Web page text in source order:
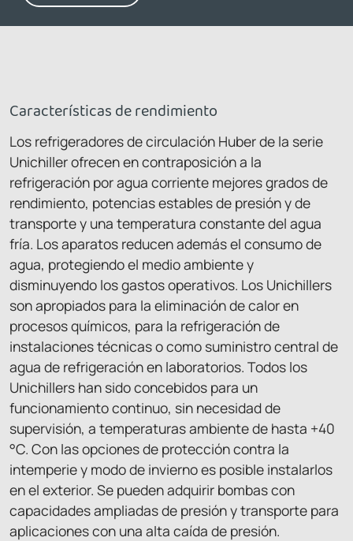
Características de rendimiento
Los refrigeradores de circulación Huber de la serie
Unichiller ofrecen en contraposición a la
refrigeración por agua corriente mejores grados de
rendimiento, potencias estables de presión y de
transporte y una temperatura constante del agua
fría. Los aparatos reducen además el consumo de
agua, protegiendo el medio ambiente y
disminuyendo los gastos operativos. Los Unichillers
son apropiados para la eliminación de calor en
procesos químicos, para la refrigeración de
instalaciones técnicas o como suministro central de
agua de refrigeración en laboratorios. Todos los
Unichillers han sido concebidos para un
funcionamiento continuo, sin necesidad de
supervisión, a temperaturas ambiente de hasta +40
°C. Con las opciones de protección contra la
intemperie y modo de invierno es posible instalarlos
en el exterior. Se pueden adquirir bombas con
capacidades ampliadas de presión y transporte para
aplicaciones con una alta caída de presión.